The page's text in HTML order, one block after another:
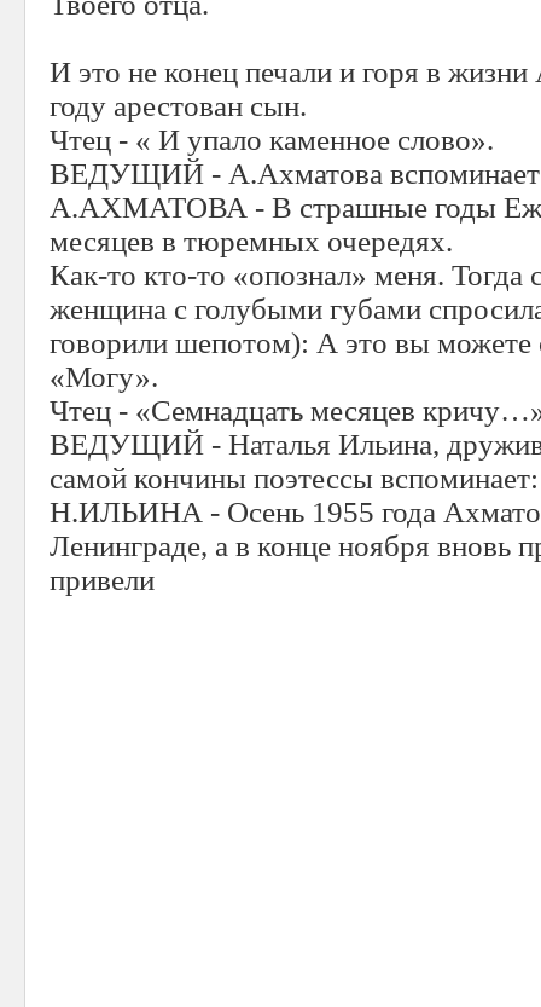
И это не конец печали и горя в
году арестован сын.
Чтец - « И упало каменное слово».
ВЕДУЩИЙ - А.Ахматова
А.АХМАТОВА - В страшные годы
месяцев в тюремных очередях.
Как-то кто-то «опознал» меня. Тогда
женщина с голубыми губами
говорили шепотом): А это вы можете
«Могу».
Чтец - «Семнадцать месяцев
ВЕДУЩИЙ - Наталья Ильина,
самой кончины поэтессы вспоминает:
Н.ИЛЬИНА - Осень 1955 года
Ленинграде, а в конце ноября вновь
привели